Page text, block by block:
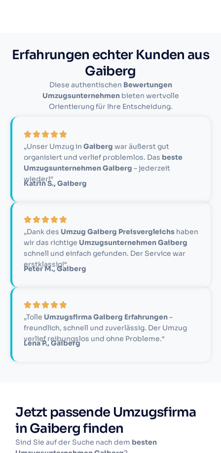
Erfahrungen echter Kunden aus
Gaiberg
Diese authentischen Bewertungen
Umzugsunternehmenbieten wertvolle
Orientierung für Ihre Entscheidung.
„Unser Umzug inGaiberg war äußerst gut
organisiert und verlief problemlos. Das beste
Umzugsunternehmen Gaiberg – jederzeit
wieder!“
Katrin S., Gaiberg
„Dank des Umzug Gaiberg Preisvergleichs haben
wir das richtige Umzugsunternehmen Gaiberg
schnell und einfach gefunden. Der Service war
erstklassig!“
Peter M., Gaiberg
„Tolle Umzugsfirma Gaiberg Erfahrungen–
freundlich, schnell und zuverlässig. Der Umzug
verlief reibungslos und ohne Probleme.“
Lena P., Gaiberg
Jetzt passende Umzugsfirma
in Gaiberg finden
Sind Sie auf der Suche nach dem besten